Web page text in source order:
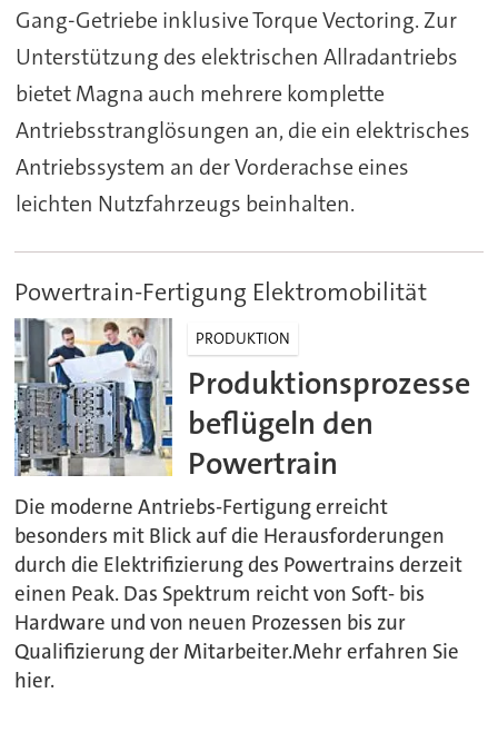
Gang-Getriebe inklusive Torque Vectoring. Zur
Unterstützung des elektrischen Allradantriebs
bietet Magna auch mehrere komplette
Antriebsstranglösungen an, die ein elektrisches
Antriebssystem an der Vorderachse eines
leichten Nutzfahrzeugs beinhalten.
Powertrain-Fertigung Elektromobilität
PRODUKTION
Produktionsprozesse
beflügeln den
Powertrain
Die moderne Antriebs-Fertigung erreicht
besonders mit Blick auf die Herausforderungen
durch die Elektrifizierung des Powertrains derzeit
einen Peak. Das Spektrum reicht von Soft- bis
Hardware und von neuen Prozessen bis zur
Qualifizierung der Mitarbeiter.Mehr erfahren Sie
hier.